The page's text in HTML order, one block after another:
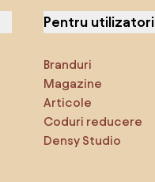
Pentru utilizatori
Branduri
Magazine
Articole
Coduri reducere
Densy Studio